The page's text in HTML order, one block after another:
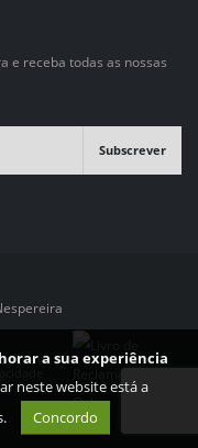
e receba todas as nossas
Subscrever
dea sua experiência
neste website está a
Concordo